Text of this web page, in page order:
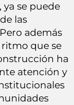
se puede
las
además
ritmo que se
ha
atención y